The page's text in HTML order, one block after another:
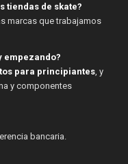
tiendas de skate?
marcas que trabajamos
empezando?
para principiantes, y
y componentes
bancaria.